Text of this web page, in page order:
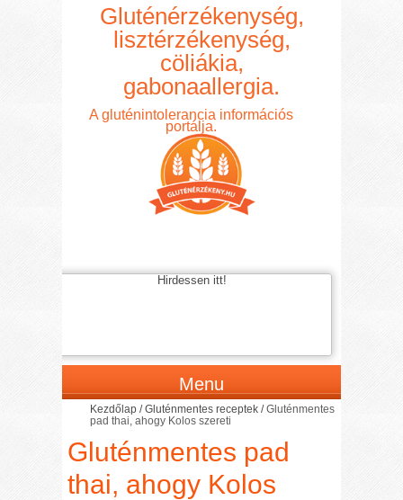
Gluténérzékenység,
lisztérzékenység,
cöliákia,
gabonaallergia.
A gluténintolerancia információs
portálja.
Hirdessen itt!
Menu
Kezdőlap /Gluténmentes receptek /Gluténmentes
pad thai, ahogy Kolos szereti
Gluténmentes pad
thai, ahogy Kolos